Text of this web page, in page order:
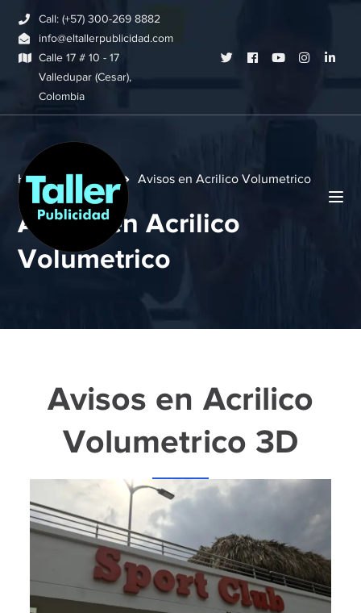
Call: (+57) 300-269 8882
info@eltallerpublicidad.com
Calle 17 # 10 - 17
Valledupar (Cesar),
Colombia
TwitterFacebook
YoutubeInstagram
Home Acrilico Avisos en Acrilico Volumetrico
Avisos en Acrilico
Volumetrico
Avisos en Acrilico
Volumetrico 3D